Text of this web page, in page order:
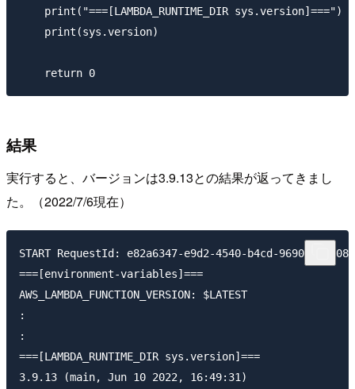
    print("===[LAMBDA_RUNTIME_DIR sys.version]===")
    print(sys.version)
結果
実行すると、バージョンは3.9.13との結果が返ってきまし
た。（2022/7/6現在）
START RequestId: e82a6347-e9d2-4540-b4cd-
===[environment-variables]===
AWS_LAMBDA_FUNCTION_VERSION: $LATEST
:
:
===[LAMBDA_RUNTIME_DIR sys.version]===
3.9.13 (main, Jun 10 2022, 16:49:31)